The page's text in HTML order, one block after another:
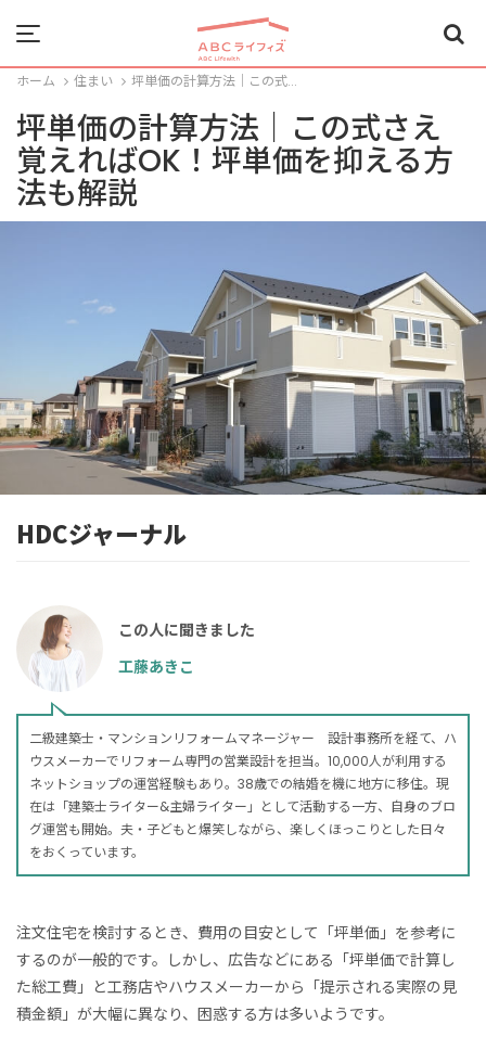
Menu
ホーム 住まい 坪単価の計算方法｜この式...
坪単価の計算方法｜この式さえ
覚えればOK！坪単価を抑える方
法も解説
HDCジャーナル
この人に聞きました
工藤あきこ
二級建築士・マンションリフォームマネージャー 設計事務所を経て、ハ
ウスメーカーでリフォーム専門の営業設計を担当。10,000人が利用する
ネットショップの運営経験もあり。38歳での結婚を機に地方に移住。現
在は「建築士ライター&主婦ライター」として活動する一方、自身のブロ
グ運営も開始。夫・子どもと爆笑しながら、楽しくほっこりとした日々
をおくっています。
注文住宅を検討するとき、費用の目安として「坪単価」を参考に
するのが一般的です。しかし、広告などにある「坪単価で計算し
た総工費」と工務店やハウスメーカーから「提示される実際の見
積金額」が大幅に異なり、困惑する方は多いようです。